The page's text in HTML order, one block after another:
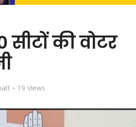
सीटों की वोटर
19 Views